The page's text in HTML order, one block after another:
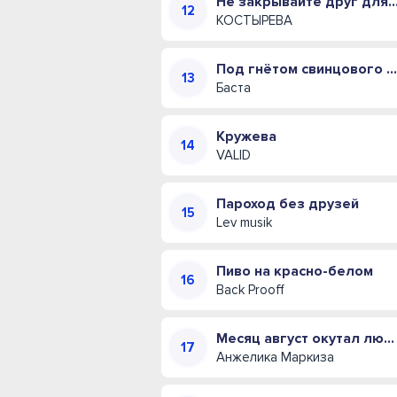
КОСТЫРЕВА
Под гнётом свинцового купола
Баста
Кружева
VALID
Пароход без друзей
Lev musik
Пиво на красно-белом
Back Prooff
Месяц август окутал любовью своей
Анжелика Маркиза